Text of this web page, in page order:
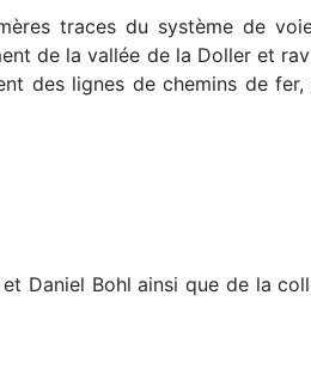
traces du système de
de la vallée de la Doller et
des lignes de chemins de fer,
Daniel Bohl ainsi que de la